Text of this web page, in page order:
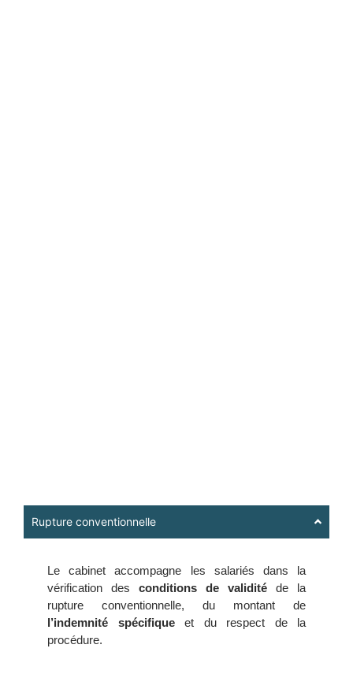
Rupture conventionnelle
Le cabinet accompagne les salariés dans la
vérification des conditions de validité de la
rupture conventionnelle, du montant de
l’indemnité spécifiqueet du respect de la
procédure.